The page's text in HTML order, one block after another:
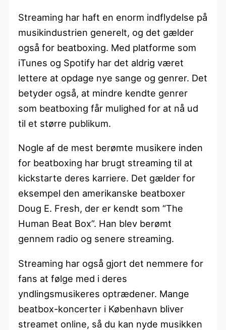
Streaming har haft en enorm indflydelse på
musikindustrien generelt, og det gælder
også for beatboxing. Med platforme som
iTunes og Spotify har det aldrig været
lettere at opdage nye sange og genrer. Det
betyder også, at mindre kendte genrer
som beatboxing får mulighed for at nå ud
til et større publikum.
Nogle af de mest berømte musikere inden
for beatboxing har brugt streaming til at
kickstarte deres karriere. Det gælder for
eksempel den amerikanske beatboxer
Doug E. Fresh, der er kendt som “The
Human Beat Box”. Han blev berømt
gennem radio og senere streaming.
Streaming har også gjort det nemmere for
fans at følge med i deres
yndlingsmusikeres optrædener. Mange
beatbox-koncerter i København bliver
streamet online, så du kan nyde musikken